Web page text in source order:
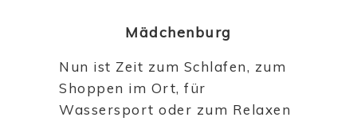
Mädchenburg
Nun ist Zeit zum Schlafen, zum
Shoppen im Ort, für
Wassersport oder zum Relaxen